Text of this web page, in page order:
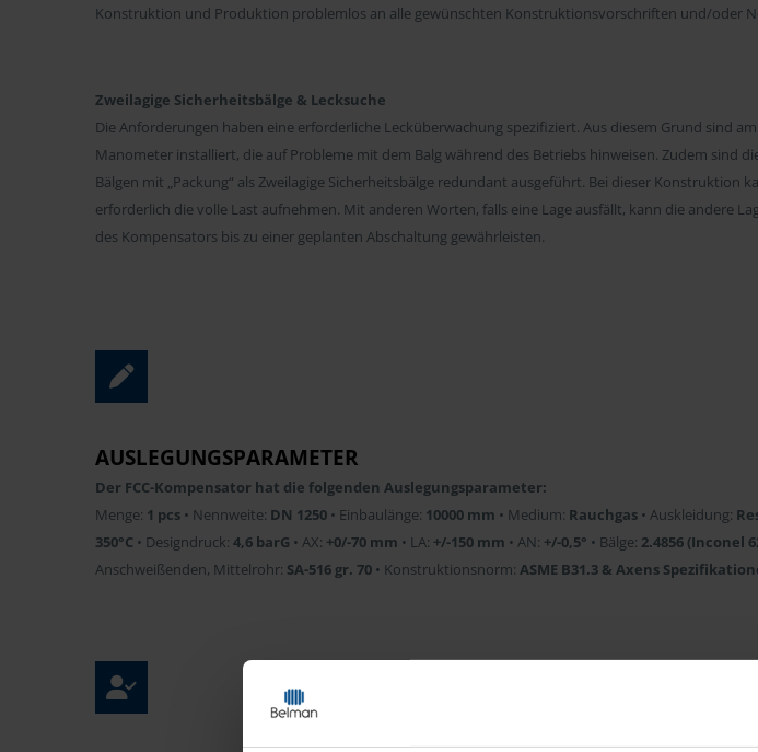
Konstruktion und Produktion problemlos an alle gewünschten Konstruktionsvorschriften und/oder
Zweilagige Sicherheitsbälge & Lecksuche
Die Anforderungen haben eine erforderliche Lecküberwachung spezifiziert. Aus diesem Grund sind
Manometer installiert, die auf Probleme mit dem Balg während des Betriebs hinweisen. Zudem sind
Bälgen mit „Packung“ als Zweilagige Sicherheitsbälge redundant ausgeführt. Bei dieser Konstruktion
erforderlich die volle Last aufnehmen. Mit anderen Worten, falls eine Lage ausfällt, kann die andere
des Kompensators bis zu einer geplanten Abschaltung gewährleisten.
AUSLEGUNGSPARAMETER
Der FCC-Kompensator hat die folgenden Auslegungsparameter:
Menge: 1 pcs • Nennweite: DN 1250 • Einbaulänge: 10000 mm • Medium: Rauchgas • Auskleidung:
350°C • Designdruck: 4,6 barG • AX: +0/-70 mm • LA: +/-150 mm • AN: +/-0,5° • Bälge: 2.4856 (Inconel
Anschweißenden, Mittelrohr: SA-516 gr. 70 • Konstruktionsnorm: ASME B31.3 & Axens